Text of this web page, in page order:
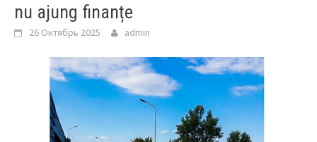
nu ajung finanțe
26 Октябрь 2025 admin